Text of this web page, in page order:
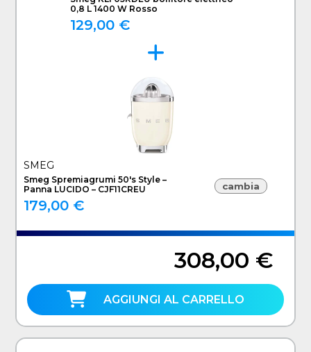
0,8 L 1400 W Rosso
129,00 €
SMEG
Smeg Spremiagrumi 50's Style –
Panna LUCIDO – CJF11CREU
179,00 €
cambia
308,00 €
AGGIUNGI AL CARRELLO